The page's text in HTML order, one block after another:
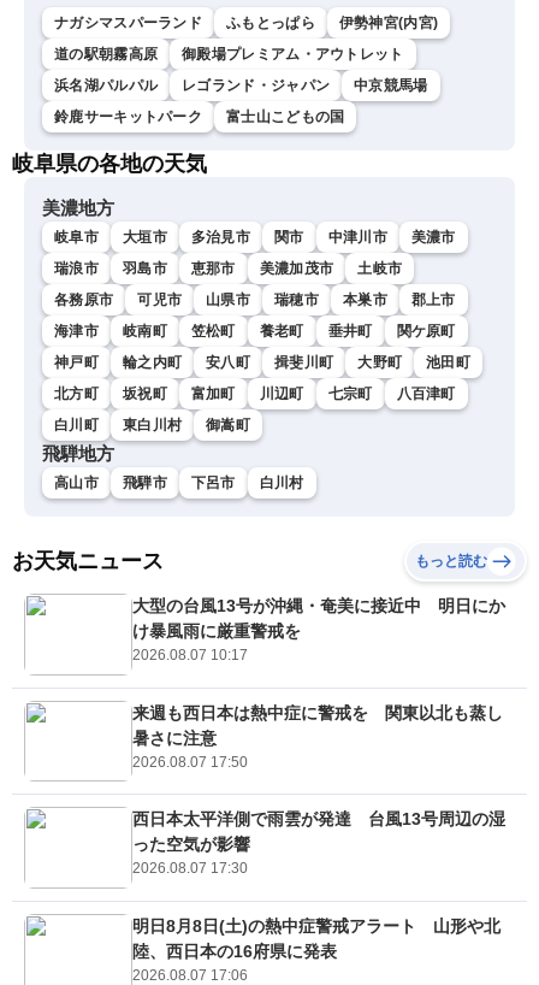
ナガシマスパーランド ふもとっぱら
伊勢神宮(内宮)
道の駅朝霧高原
御殿場プレミアム・アウトレット
浜名湖パルパル
レゴランド・ジャパン
中京競馬場
鈴鹿サーキットパーク
富士山こどもの国
岐阜県の各地の天気
美濃地方
岐阜市 大垣市 多治見市 関市 中津川市
美濃市
瑞浪市
羽島市 恵那市 美濃加茂市
土岐市
各務原市
可児市 山県市 瑞穂市 本巣市
郡上市
海津市
岐南町 笠松町 養老町 垂井町
関ケ原町
神戸町
輪之内町 安八町 揖斐川町 大野町
池田町
北方町
坂祝町 富加町 川辺町 七宗町
八百津町
白川町
東白川村 御嵩町
飛騨地方
高山市 飛騨市 下呂市 白川村
お天気ニュース もっと読む
大型の台風13号が沖縄・奄美に接近中 明日にか
け暴風雨に厳重警戒を
2026.08.07 10:17
来週も西日本は熱中症に警戒を 関東以北も蒸し
暑さに注意
2026.08.07 17:50
西日本太平洋側で雨雲が発達 台風13号周辺の湿
った空気が影響
2026.08.07 17:30
明日8月8日(土)の熱中症警戒アラート 山形や北
陸、西日本の16府県に発表
2026.08.07 17:06